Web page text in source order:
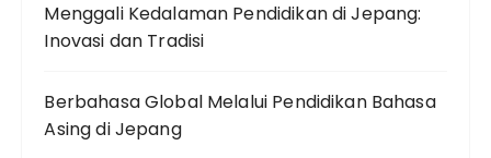
Menggali Kedalaman Pendidikan di Jepang:
Inovasi dan Tradisi
Berbahasa Global Melalui Pendidikan Bahasa
Asing di Jepang